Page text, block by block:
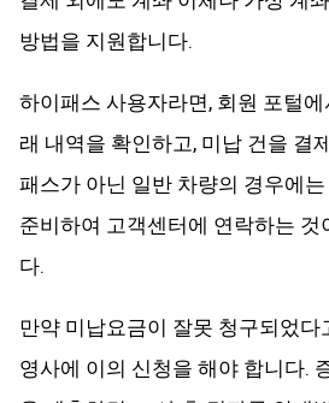
방법을 지원합니다.
하이패스 사용자라면, 회원 포털
래 내역을 확인하고, 미납 건을 결
패스가 아닌 일반 차량의 경우에
준비하여 고객센터에 연락하는 것
다.
만약 미납요금이 잘못 청구되었다
영사에 이의 신청을 해야 합니다.